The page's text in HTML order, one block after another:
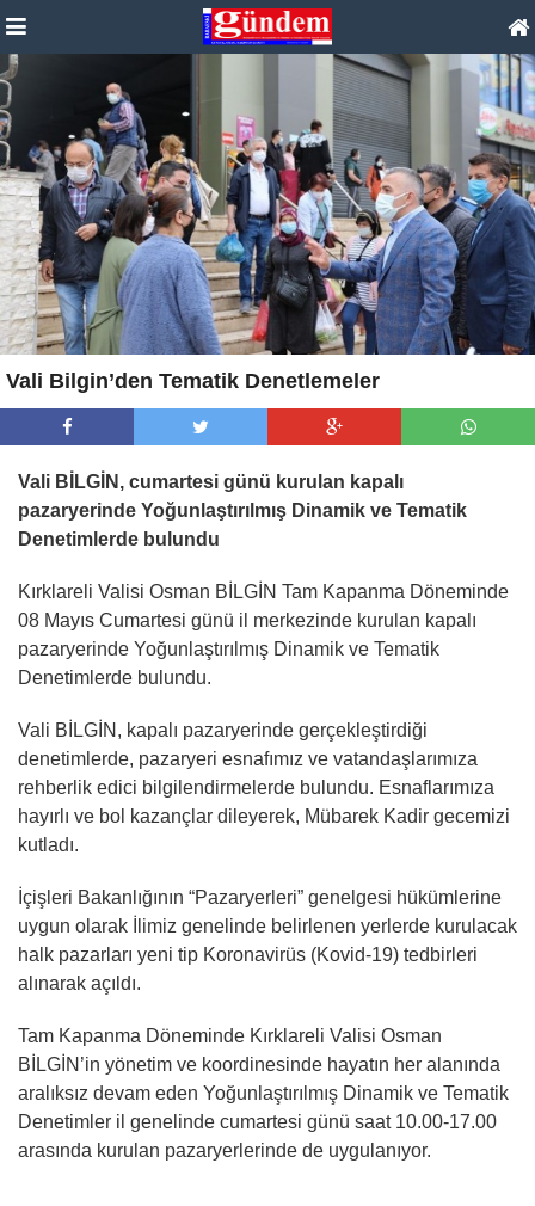
Vali Bilgin’den Tematik Denetlemeler
Vali BİLGİN, cumartesi günü kurulan kapalı
pazaryerinde Yoğunlaştırılmış Dinamik ve Tematik
Denetimlerde bulundu
Kırklareli Valisi Osman BİLGİN Tam Kapanma Döneminde
08 Mayıs Cumartesi günü il merkezinde kurulan kapalı
pazaryerinde Yoğunlaştırılmış Dinamik ve Tematik
Denetimlerde bulundu.
Vali BİLGİN, kapalı pazaryerinde gerçekleştirdiği
denetimlerde, pazaryeri esnafımız ve vatandaşlarımıza
rehberlik edici bilgilendirmelerde bulundu. Esnaflarımıza
hayırlı ve bol kazançlar dileyerek, Mübarek Kadir gecemizi
kutladı.
İçişleri Bakanlığının “Pazaryerleri” genelgesi hükümlerine
uygun olarak İlimiz genelinde belirlenen yerlerde kurulacak
halk pazarları yeni tip Koronavirüs (Kovid-19) tedbirleri
alınarak açıldı.
Tam Kapanma Döneminde Kırklareli Valisi Osman
BİLGİN’in yönetim ve koordinesinde hayatın her alanında
aralıksız devam eden Yoğunlaştırılmış Dinamik ve Tematik
Denetimler il genelinde cumartesi günü saat 10.00-17.00
arasında kurulan pazaryerlerinde de uygulanıyor.